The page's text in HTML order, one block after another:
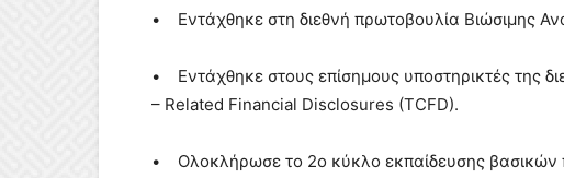
• Εντάχθηκε στη διεθνή πρωτοβουλία Βιώσιμης
• Εντάχθηκε στους επίσημους υποστηρικτές της
– Related Financial Disclosures (TCFD).
• Ολοκλήρωσε το 2ο κύκλο εκπαίδευσης βασικών